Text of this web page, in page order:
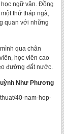
ngữ văn. Đồng
thứ tháp ngà,
quan với những
qua chân
học viên cao
đường đất nước.
Như Phương
40-nam-hop-